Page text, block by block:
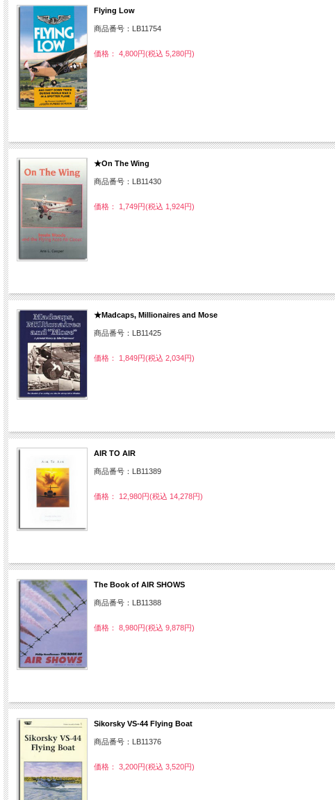
Flying Low
商品番号：LB11754
価格： 4,800円(税込 5,280円)
★On The Wing
商品番号：LB11430
価格： 1,749円(税込 1,924円)
★Madcaps, Millionaires and Mose
商品番号：LB11425
価格： 1,849円(税込 2,034円)
AIR TO AIR
商品番号：LB11389
価格： 12,980円(税込 14,278円)
The Book of AIR SHOWS
商品番号：LB11388
価格： 8,980円(税込 9,878円)
Sikorsky VS-44 Flying Boat
商品番号：LB11376
価格： 3,200円(税込 3,520円)